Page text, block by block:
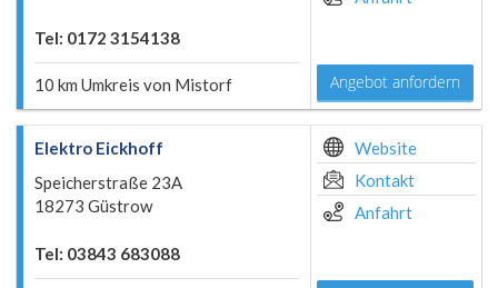
Tel: 0172 3154138
10 km Umkreis von Mistorf Angebot anfordern
Elektro Eickhoff
Speicherstraße 23A
18273 Güstrow
Tel: 03843 683088
Website
Kontakt
Anfahrt